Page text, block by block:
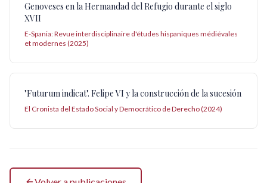
Genoveses en la Hermandad del Refugio durante el siglo
XVII
E-Spania: Revue interdisciplinaire d'études hispaniques médiévales
et modernes (2025)
"Futurum indicat". Felipe VI y la construcción de la sucesión
El Cronista del Estado Social y Democrático de Derecho (2024)